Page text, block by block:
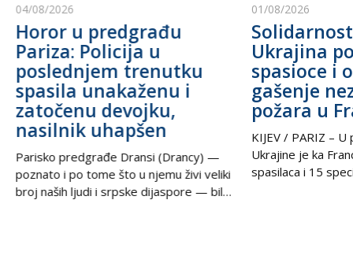
04/08/2026
Horor u predgrađu
Pariza: Policija u
poslednjem trenutku
spasila unakaženu i
zatočenu devojku,
nasilnik uhapšen
Parisko predgrađe Dransi (Drancy) —
poznato i po tome što u njemu živi veliki
broj naših ljudi i srpske dijaspore — bilo
01/08/2026
Ukrajina
spasioce i
gašenje
požara u
KIJEV / PARIZ –
Ukrajine je ka
spasilaca i 15